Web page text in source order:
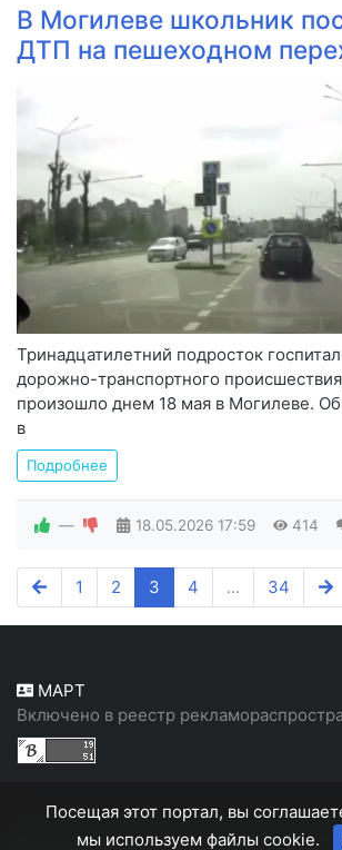
В Могилеве школьник
ДТП на пешеходном
Тринадцатилетний подросток
дорожно-транспортного
произошло днем 18 мая в Могилеве.
в
Подробнее
— 18.05.2026 17:59 414
1 2 3 4 ... 34
МАРТ
Включено в реестр
Посещая этот портал, вы
мы используем файлы cookie.